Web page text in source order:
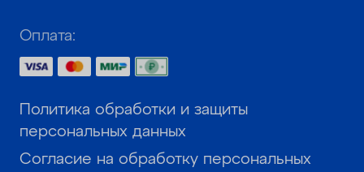
Оплата:
Политика обработки и защиты
персональных данных
Согласие на обработку персональных